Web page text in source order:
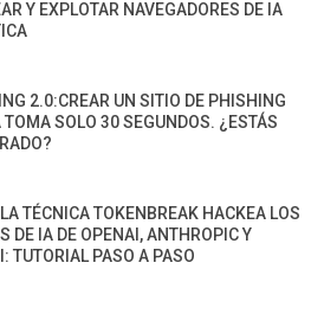
Y EXPLOTAR NAVEGADORES DE IA
2.0:CREAR UN SITIO DE PHISHING
TOMA SOLO 30 SEGUNDOS. ¿ESTÁS
TÉCNICA TOKENBREAK HACKEA LOS
DE IA DE OPENAI, ANTHROPIC Y
TUTORIAL PASO A PASO